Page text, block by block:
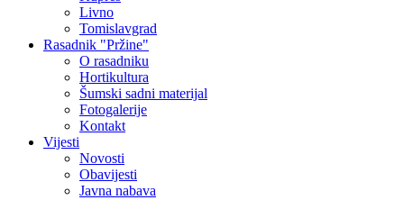
Livno
Tomislavgrad
Rasadnik "Pržine"
O rasadniku
Hortikultura
Šumski sadni materijal
Fotogalerije
Kontakt
Vijesti
Novosti
Obavijesti
Javna nabava